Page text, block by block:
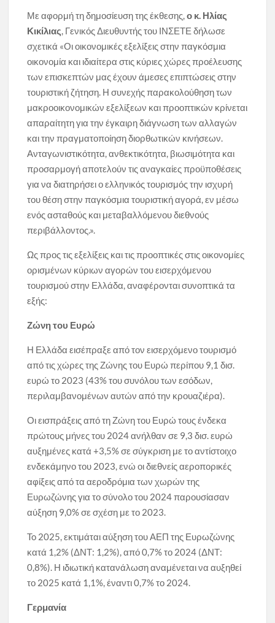
Με αφορμή τη δημοσίευση της έκθεσης,ο κ. Ηλίας
Κικίλιας, Γενικός Διευθυντής του ΙΝΣΕΤΕ δήλωσε
σχετικά «Οι οικονομικές εξελίξεις στην παγκόσμια
οικονομία και ιδιαίτερα στις κύριες χώρες προέλευσης
των επισκεπτών μας έχουν άμεσες επιπτώσεις στην
τουριστική ζήτηση. Η συνεχής παρακολούθηση των
μακροοικονομικών εξελίξεων και προοπτικών κρίνεται
απαραίτητη για την έγκαιρη διάγνωση των αλλαγών
και την πραγματοποίηση διορθωτικών κινήσεων.
Ανταγωνιστικότητα, ανθεκτικότητα, βιωσιμότητα και
προσαρμογή αποτελούν τις αναγκαίες προϋποθέσεις
για να διατηρήσει ο ελληνικός τουρισμός την ισχυρή
του θέση στην παγκόσμια τουριστική αγορά, εν μέσω
ενός ασταθούς και μεταβαλλόμενου διεθνούς
περιβάλλοντος.».
Ως προς τις εξελίξεις και τις προοπτικές στις οικονομίες
ορισμένων κύριων αγορών του εισερχόμενου
τουρισμού στην Ελλάδα, αναφέρονται συνοπτικά τα
εξής:
Ζώνη του Ευρώ
Η Ελλάδα εισέπραξε από τον εισερχόμενο τουρισμό
από τις χώρες της Ζώνης του Ευρώ περίπου 9,1 δισ.
ευρώ το 2023 (43% του συνόλου των εσόδων,
περιλαμβανομένων αυτών από την κρουαζιέρα).
Οι εισπράξεις από τη Ζώνη του Ευρώ τους ένδεκα
πρώτους μήνες του 2024 ανήλθαν σε 9,3 δισ. ευρώ
αυξημένες κατά +3,5% σε σύγκριση με το αντίστοιχο
ενδεκάμηνο του 2023, ενώ οι διεθνείς αεροπορικές
αφίξεις από τα αεροδρόμια των χωρών της
Ευρωζώνης για το σύνολο του 2024 παρουσίασαν
αύξηση 9,0% σε σχέση με το 2023.
To 2025, εκτιμάται αύξηση του ΑΕΠ της Ευρωζώνης
κατά 1,2% (ΔΝΤ: 1,2%), από 0,7% το 2024 (ΔΝΤ:
0,8%). Η ιδιωτική κατανάλωση αναμένεται να αυξηθεί
το 2025 κατά 1,1%, έναντι 0,7% το 2024.
Γερμανία